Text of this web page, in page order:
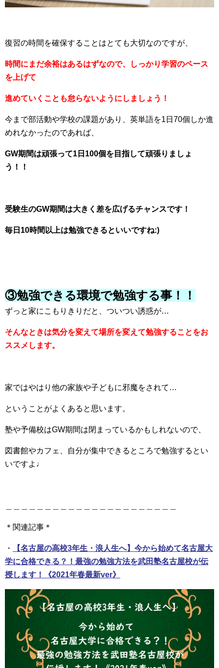
復習の時間を確保することはとても大切なのですが、
時間にまだ余裕はあるはずなので、しっかり学習のペース
を上げて
進めていくことも怠らないようにしましょう！
今まで部活動や学校の課題があり、英単語を1日70個しか進
めれなかったのであれば、
GW期間は頑張って1日100個を目指して頑張りましょ
う！！
受験生のGW期間は大きく差を広げるチャンスです！
毎日10時間以上は勉強できるといいですね:)
③勉強できる環境で勉強する事！！
ずっと家にこもりきりだと、ついつい誘惑が…
そんなときは気分を変えて場所を変えて勉強することをお
ススメします。
家ではやはり他の家族や子どもに邪魔をされて…
ということがよくあると思います。
塾や予備校はGW期間は閉まっているかもしれないので、
図書館やカフェ、自分が集中できるところで勉強するとい
いですよ♩
＊関連記事＊
・
【名古屋の高校3年生・浪人生へ】今から始めて名古屋大
学に合格できる？！最強の勉強方法を武田塾名古屋校が伝
授します！《2021年春最新ver》